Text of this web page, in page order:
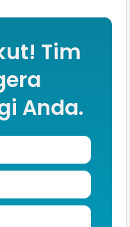
Tim
Anda.